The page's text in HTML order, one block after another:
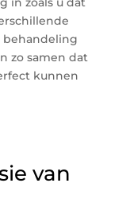
behandeling
zo samen dat
kunnen
van